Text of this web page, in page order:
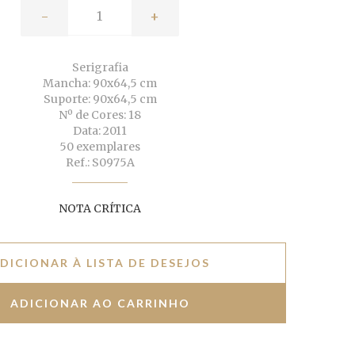
- +
Serigrafia
Mancha: 90x64,5 cm
Suporte: 90x64,5 cm
Nº de Cores: 18
Data: 2011
50 exemplares
Ref.: S0975A
NOTA CRÍTICA
À LISTA DE DESEJOS